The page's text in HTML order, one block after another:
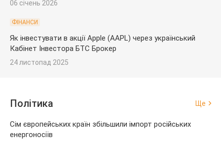
06 січень 2026
ФІНАНСИ
Як інвестувати в акції Apple (AAPL) через український
Кабінет Інвестора БТС Брокер
24 листопад 2025
Політика Ще
Сім європейських країн збільшили імпорт російських
енергоносіїв